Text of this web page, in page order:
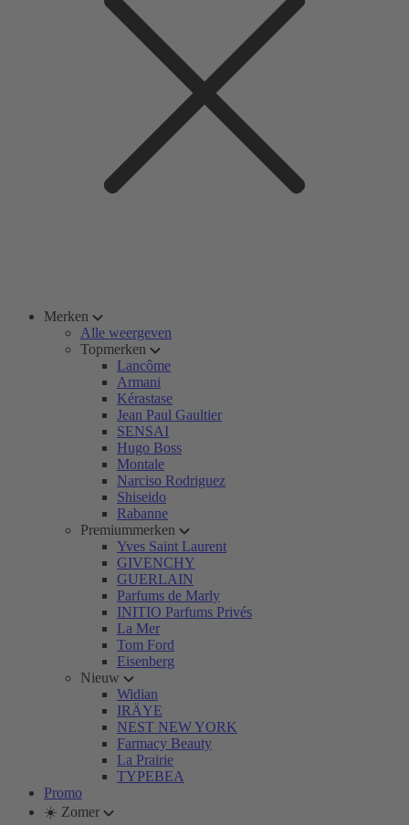
Merken
Alle weergeven
Topmerken
Lancôme
Armani
Kérastase
Jean Paul Gaultier
SENSAI
Hugo Boss
Montale
Narciso Rodriguez
Shiseido
Rabanne
Premiummerken
Yves Saint Laurent
GIVENCHY
GUERLAIN
Parfums de Marly
INITIO Parfums Privés
La Mer
Tom Ford
Eisenberg
Nieuw
Widian
IRÄYE
NEST NEW YORK
Farmacy Beauty
La Prairie
TYPEBEA
Promo
☀️ Zomer